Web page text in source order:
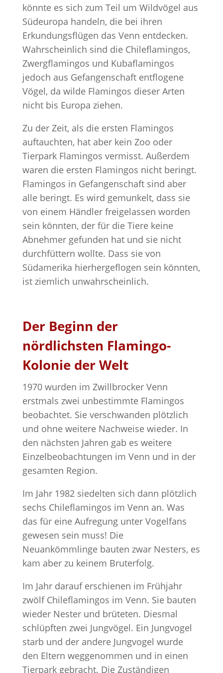
könnte es sich zum Teil um Wildvögel aus
Südeuropa handeln, die bei ihren
Erkundungsflügen das Venn entdecken.
Wahrscheinlich sind die Chileflamingos,
Zwergflamingos und Kubaflamingos
jedoch aus Gefangenschaft entflogene
Vögel, da wilde Flamingos dieser Arten
nicht bis Europa ziehen.
Zu der Zeit, als die ersten Flamingos
auftauchten, hat aber kein Zoo oder
Tierpark Flamingos vermisst. Außerdem
waren die ersten Flamingos nicht beringt.
Flamingos in Gefangenschaft sind aber
alle beringt. Es wird gemunkelt, dass sie
von einem Händler freigelassen worden
sein könnten, der für die Tiere keine
Abnehmer gefunden hat und sie nicht
durchfüttern wollte. Dass sie von
Südamerika hierhergeflogen sein könnten,
ist ziemlich unwahrscheinlich.
Der Beginn der
nördlichsten Flamingo-
Kolonie der Welt
1970 wurden im Zwillbrocker Venn
erstmals zwei unbestimmte Flamingos
beobachtet. Sie verschwanden plötzlich
und ohne weitere Nachweise wieder. In
den nächsten Jahren gab es weitere
Einzelbeobachtungen im Venn und in der
gesamten Region.
Im Jahr 1982 siedelten sich dann plötzlich
sechs Chileflamingos im Venn an. Was
das für eine Aufregung unter Vogelfans
gewesen sein muss! Die
Neuankömmlinge bauten zwar Nesters, es
kam aber zu keinem Bruterfolg.
Im Jahr darauf erschienen im Frühjahr
zwölf Chileflamingos im Venn. Sie bauten
wieder Nester und brüteten. Diesmal
schlüpften zwei Jungvögel. Ein Jungvogel
starb und der andere Jungvogel wurde
den Eltern weggenommen und in einen
Tierpark gebracht. Die Zuständigen